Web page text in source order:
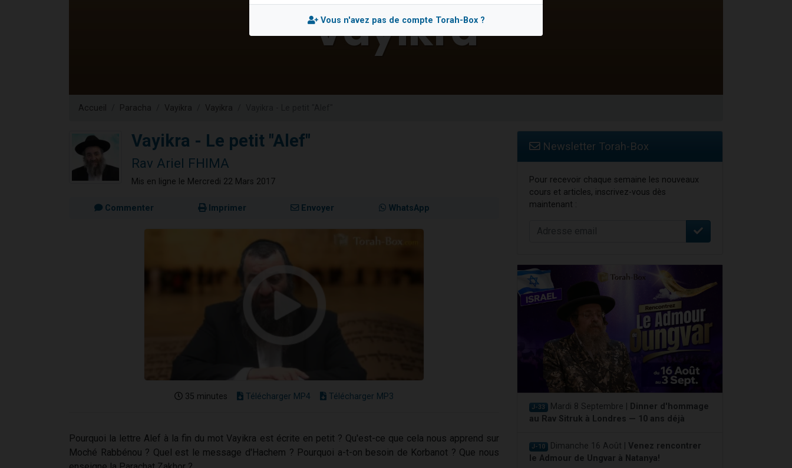
Ariel vient de donner son Maasser
Accueil Paracha Vayikra Vayikra
Vayikra - Le petit "Alef"
Rav Ariel FHIMA
Mis en ligne le Mercredi 22 Mars 2017
Commenter Imprimer Envoyer WhatsApp
35 minutes Télécharger MP4 Télécharger MP3
Pourquoi la lettre Alef à la fin du mot Vayikra est écrite en petit ? Qu'est-ce que cela nous apprend sur
Moché Rabbénou ? Quel est le message d'Hachem ? Pourquoi a-t-on besoin de Korbanot ? Que nous
Newsletter Torah-Box
Pour recevoir chaque semaine les nouveaux
cours et articles, inscrivez-vous dès
maintenant :
J-33 Mardi 8 Septembre |
Dinner d'hommage
au Rav Sitruk à Londres — 10 ans déjà
J-10 Dimanche 16 Août | Venez rencontrer
le Admour de Ungvar à Natanya!
Vous n'avez pas de compte Torah-Box ?